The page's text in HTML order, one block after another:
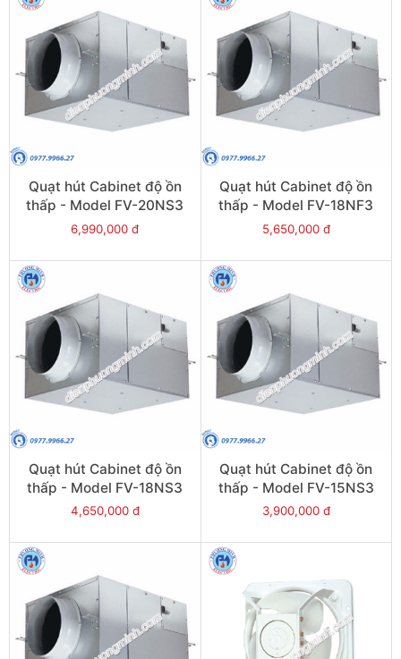
Quạt hút Cabinet độ ồn
thấp - Model FV-20NS3
6,990,000 đ
Quạt hút Cabinet độ ồn
thấp - Model FV-18NF3
5,650,000 đ
Quạt hút Cabinet độ ồn
thấp - Model FV-18NS3
4,650,000 đ
Quạt hút Cabinet độ ồn
thấp - Model FV-15NS3
3,900,000 đ